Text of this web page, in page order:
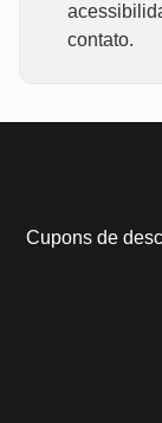
contato.
Cupons de